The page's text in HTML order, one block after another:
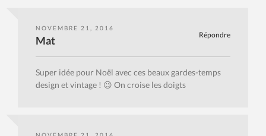
NOVEMBRE 21, 2016
Répondre
Mat
Super idée pour Noël avec ces beaux gardes-temps
design et vintage ! 😉 On croise les doigts